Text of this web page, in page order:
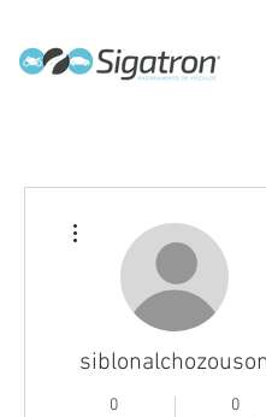
siblonalchozouson
0 0